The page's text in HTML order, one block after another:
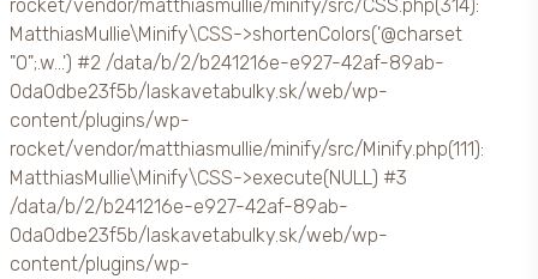
rocket/vendor/matthiasmullie/minify/src/CSS.php(314):
MatthiasMullie\Minify\CSS->shortenColors('@charset
"0";.w...') #2 /data/b/2/b241216e-e927-42af-89ab-
0da0dbe23f5b/laskavetabulky.sk/web/wp-
content/plugins/wp-
rocket/vendor/matthiasmullie/minify/src/Minify.php(111):
MatthiasMullie\Minify\CSS->execute(NULL) #3
/data/b/2/b241216e-e927-42af-89ab-
0da0dbe23f5b/laskavetabulky.sk/web/wp-
content/plugins/wp-